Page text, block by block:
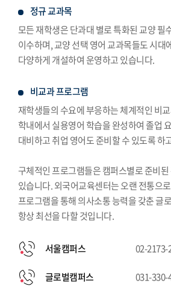
정규 교과목
모든 재학생은 단과대 별로 특화된 교양 필
이수하며, 교양 선택 영어 교과목들도 시대
다양하게 개설하여 운영하고 있습니다.
비교과 프로그램
재학생들의 수요에 부응하는 체계적인 비
학내에서 실용영어 학습을 완성하여 졸업
대비하고 취업 영어도 준비할 수 있도록 하
구체적인 프로그램들은 캠퍼스별로 준비
있습니다. 외국어교육센터는 오랜 전통으
프로그램을 통해 의사소통 능력을 갖춘 글
항상 최선을 다할 것입니다.
서울캠퍼스 02-2173-
글로벌캠퍼스 031-330-